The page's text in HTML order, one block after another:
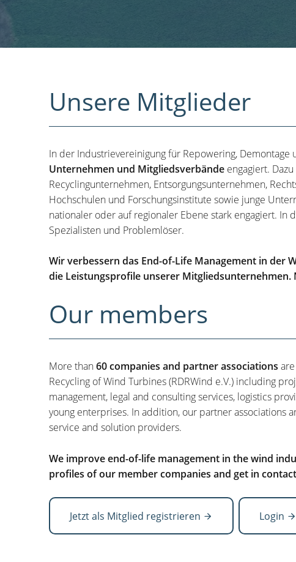
Unsere Mitglieder
In der Industrievereinigung für Repowering, Demontage
Unternehmen und Mitgliedsverbände engagiert.
Recyclingunternehmen, Entsorgungsunternehmen,
Hochschulen und Forschungsinstitute sowie junge
nationaler oder auf regionaler Ebene stark engagiert. In
Spezialisten und Problemlöser.
Wir verbessern das End-of-Life Management in der
die Leistungsprofile unserer
Our members
More than60 companies and partner associations
Recycling of Wind Turbines (RDRWind e.V.) including
management, legal and consulting services, logistics
young enterprises. In addition, our partner associations
service and solution providers.
We improve end-of-life management in the wind
profiles of our member companies and get in
Jetzt als Mitglied registrieren Login